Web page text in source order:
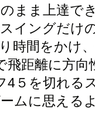
まま上達で
イングだけ
時間をかけ
距離に方
4５を切れる
ムに思える